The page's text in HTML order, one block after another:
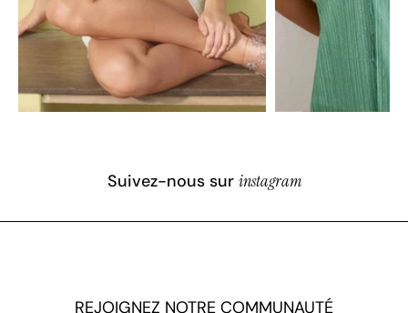
Suivez-nous sur instagram
REJOIGNEZ NOTRE COMMUNAUTÉ